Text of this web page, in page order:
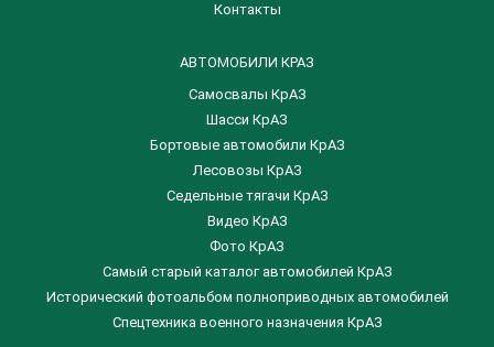
Контакты
АВТОМОБИЛИ КРАЗ
Самосвалы КрАЗ
Шасси КрАЗ
Бортовые автомобили КрАЗ
Лесовозы КрАЗ
Седельные тягачи КрАЗ
Видео КрАЗ
Фото КрАЗ
Самый старый каталог автомобилей КрАЗ
Исторический фотоальбом полноприводных автомобилей
Спецтехника военного назначения КрАЗ